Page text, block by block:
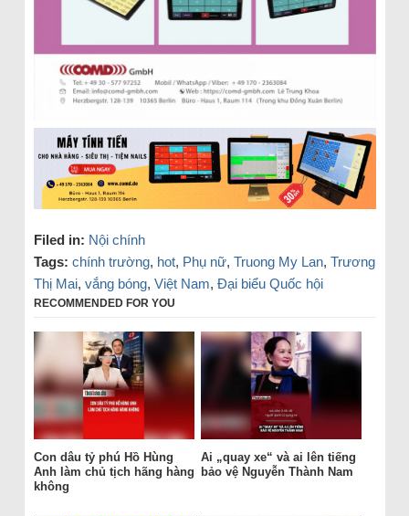
Filed in: Nội chính
Tags: chính trường, hot, Phụ nữ, Truong My Lan, Trương
Thị Mai, vắng bóng, Việt Nam, Đại biểu Quốc hội
RECOMMENDED FOR YOU
Con dâu tỷ phú Hồ Hùng
Anh làm chủ tịch hãng hàng
không
Ai „quay xe“ và ai lên tiếng
bảo vệ Nguyễn Thành Nam